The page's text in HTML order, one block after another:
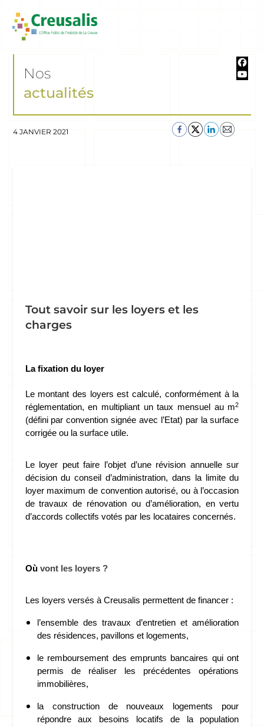
Nos
actualités
4 JANVIER 2021
Tout savoir sur les loyers et les
charges
La fixation du loyer
Le montant des loyers est calculé, conformément à la
réglementation, en multipliant un taux mensuel au m2
(défini par convention signée avec l’Etat) par la surface
corrigée ou la surface utile.
Le loyer peut faire l’objet d’une révision annuelle sur
décision du conseil d’administration, dans la limite du
loyer maximum de convention autorisé, ou à l’occasion
de travaux de rénovation ou d’amélioration, en vertu
d’accords collectifs votés par les locataires concernés.
Où vont les loyers ?
Les loyers versés à Creusalis permettent de financer :
l’ensemble des travaux d’entretien et amélioration
des résidences, pavillons et logements,
le remboursement des emprunts bancaires qui ont
permis de réaliser les précédentes opérations
immobilières,
la construction de nouveaux logements pour
répondre aux besoins locatifs de la population